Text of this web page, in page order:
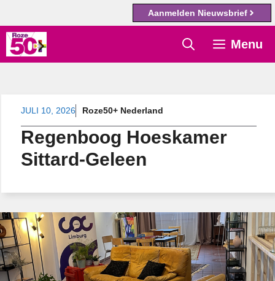
Aanmelden Nieuwsbrief
Ga
naar
Menu
JULI 10, 2026 Roze50+ Nederland
Regenboog Hoeskamer
Sittard-Geleen